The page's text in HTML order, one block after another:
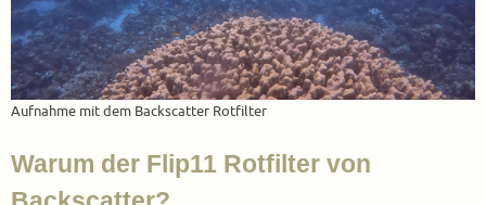
Aufnahme mit dem Backscatter Rotfilter
Warum der Flip11 Rotfilter von